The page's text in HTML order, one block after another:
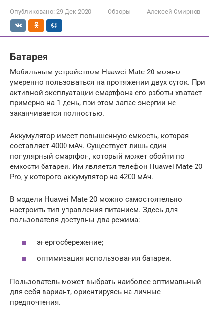
Опубликовано: 29 Дек 2020 Обзоры Алексей Смирнов
Батарея
Мобильным устройством Huawei Mate 20 можно
умеренно пользоваться на протяжении двух суток. При
активной эксплуатации смартфона его работы хватает
примерно на 1 день, при этом запас энергии не
заканчивается полностью.
Аккумулятор имеет повышенную емкость, которая
составляет 4000 мАч. Существует лишь один
популярный смартфон, который может обойти по
емкости батареи. Им является телефон Huawei Mate 20
Pro, у которого аккумулятор на 4200 мАч.
В модели Huawei Mate 20 можно самостоятельно
настроить тип управления питанием. Здесь для
пользователя доступны два режима:
энергосбережение;
оптимизация использования батареи.
Пользователь может выбрать наиболее оптимальный
для себя вариант, ориентируясь на личные
предпочтения.